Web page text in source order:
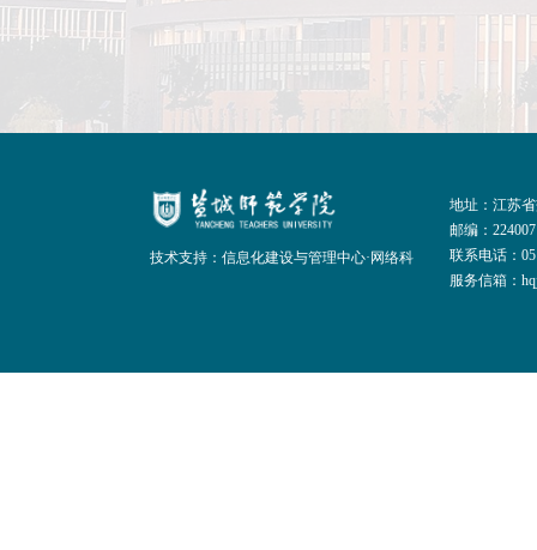
技术支持：信息化建设与管理中心·网络科
地址：江苏
邮编：224007
联系电话：
服务信箱：